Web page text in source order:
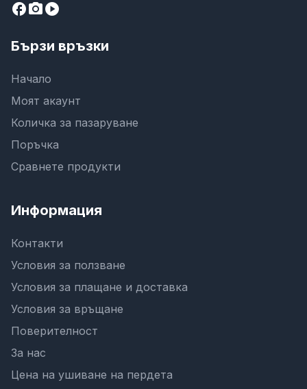
facebookcamera_altplay_circle
Бързи връзки
Начало
Моят акаунт
Количка за пазаруване
Поръчка
Сравнете продукти
Информация
Контакти
Условия за ползване
Условия за плащане и доставка
Условия за връщане
Поверителност
За нас
Цена на ушиване на пердета